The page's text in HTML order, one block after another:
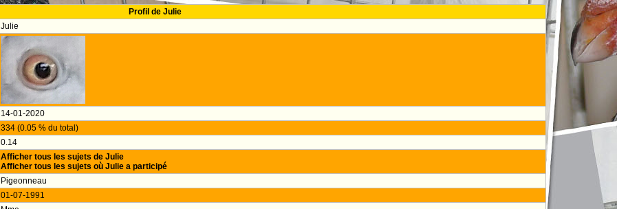
Profil de Julie
Julie
14-01-2020
334 (0.05 % du total)
0.14
Afficher tous les sujets de Julie
Afficher tous les sujets où Julie a participé
Pigeonneau
01-07-1991